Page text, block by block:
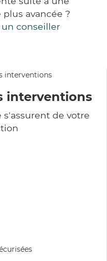
avancée ?
conseiller
interventions
de votre